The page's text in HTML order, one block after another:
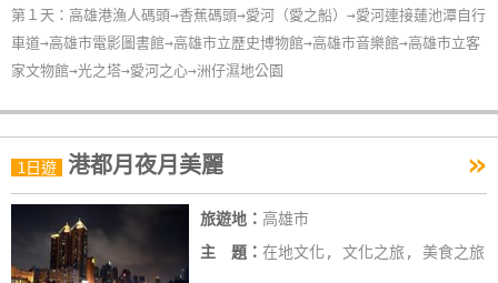
第１天：高雄港漁人碼頭→香蕉碼頭→愛河（愛之船）→愛河連接蓮池潭自行
車道→高雄市電影圖書館→高雄市立歷史博物館→高雄市音樂館→高雄市立客
家文物館→光之塔→愛河之心→洲仔濕地公園
1日遊 港都月夜月美麗 »
旅遊地： 高雄市
主 題： 在地文化, 文化之旅, 美食之旅